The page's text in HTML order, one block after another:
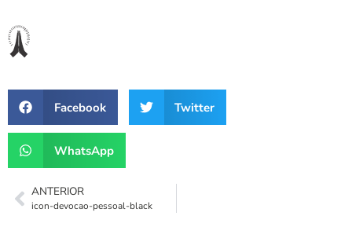
Facebook Twitter
WhatsApp
ANTERIOR
icon-devocao-pessoal-black